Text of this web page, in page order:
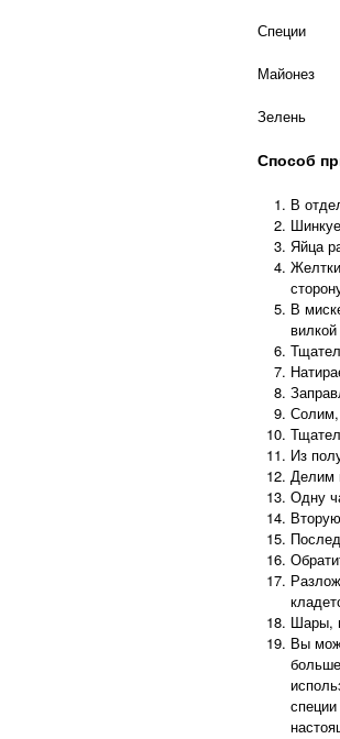
Специи
Майонез
Зелень
Способ
В
Яйца
В
Из
Делим
Одну
Шары,
Вы